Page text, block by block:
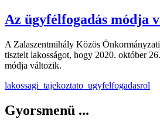
Az ügyfélfogadás módja
A Zalaszentmihály Közös
tisztelt lakosságot, hogy 2020. október
módja változik.
lakossagi_tajekoztato_ugyfelfogadasrol
Gyorsmenü ...